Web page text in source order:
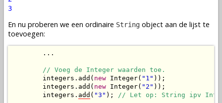
3
En nu proberen we een ordinaire String object aan de lijst te
toevoegen:
        ...
// Voeg de Integer waarden toe.
        integers.add(
new Integer( "1" ));
        integers.add(
new Integer( "2" ));
        integers.
add ( "3" ); // Let op: String ipv